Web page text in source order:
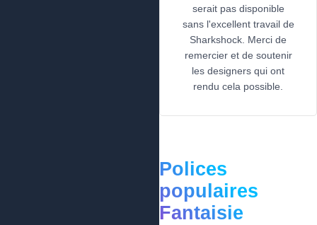
serait pas disponible
sans l'excellent travail de
Sharkshock. Merci de
remercier et de soutenir
les designers qui ont
rendu cela possible.
Polices
populaires
Fantaisie